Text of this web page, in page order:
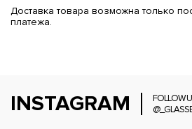
Доставка товара возможна только
платежа.
INSTAGRAM
FOLLOW